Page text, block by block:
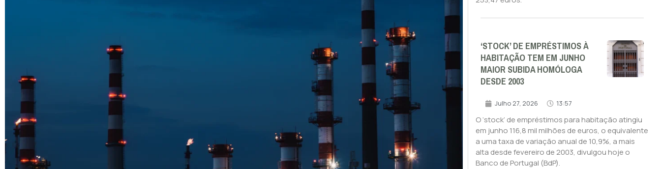
‘STOCK’ DE EMPRÉSTIMOS À
HABITAÇÃO TEM EM JUNHO
MAIOR SUBIDA HOMÓLOGA
DESDE 2003
Julho 27, 2026 13:57
O ‘stock’ de empréstimos para habitação atingiu
em junho 116,8 mil milhões de euros, o equivalente
a uma taxa de variação anual de 10,9%, a mais
alta desde fevereiro de 2003, divulgou hoje o
Banco de Portugal (BdP).